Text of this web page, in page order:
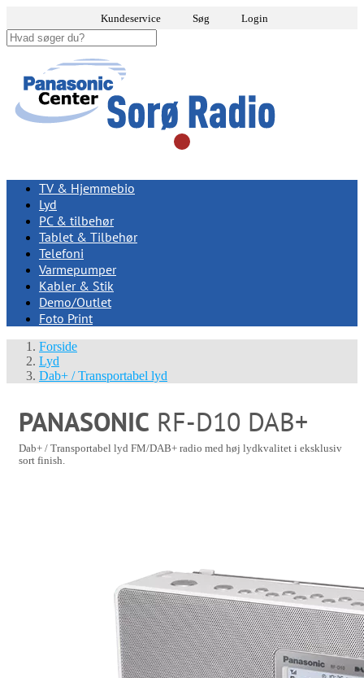
Kundeservice Søg Login
TV & Hjemmebio
Lyd
PC & tilbehør
Tablet & Tilbehør
Telefoni
Varmepumper
Kabler & Stik
Demo/Outlet
Foto Print
Forside
Lyd
Dab+ / Transportabel lyd
PANASONIC RF-D10 DAB+
Dab+ / Transportabel lyd FM/DAB+ radio med høj lydkvalitet i eksklusiv
sort finish.